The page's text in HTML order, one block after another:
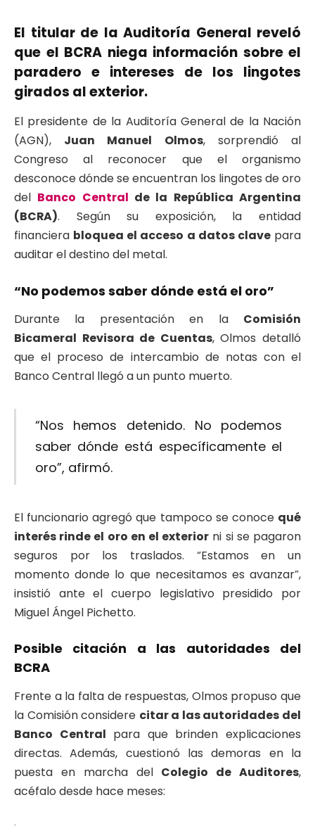
El titular de la Auditoría General reveló
que el BCRA niega información sobre el
paradero e intereses de los lingotes
girados al exterior.
El presidente de la Auditoría General de la Nación
(AGN), Juan Manuel Olmos, sorprendió al
Congreso al reconocer que el organismo
desconoce dónde se encuentran los lingotes de oro
del Banco Central de la República Argentina
(BCRA). Según su exposición, la entidad
financiera bloquea el acceso a datos clavepara
auditar el destino del metal.
“No podemos saber dónde está el oro”
Durante la presentación en la Comisión
Bicameral Revisora de Cuentas, Olmos detalló
que el proceso de intercambio de notas con el
Banco Central llegó a un punto muerto.
“Nos hemos detenido. No podemos
saber dónde está específicamente el
oro”, afirmó.
El funcionario agregó que tampoco se conoce qué
interés rinde el oro en el exterior ni si se pagaron
seguros por los traslados. “Estamos en un
momento donde lo que necesitamos es avanzar”,
insistió ante el cuerpo legislativo presidido por
Miguel Ángel Pichetto.
Posible citación a las autoridades del
BCRA
Frente a la falta de respuestas, Olmos propuso que
la Comisión considere citar a las autoridades del
Banco Central para que brinden explicaciones
directas. Además, cuestionó las demoras en la
puesta en marcha del Colegio de Auditores,
acéfalo desde hace meses: